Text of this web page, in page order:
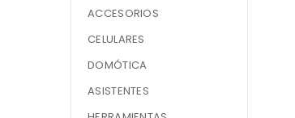
ACCESORIOS
CELULARES
DOMÓTICA
ASISTENTES